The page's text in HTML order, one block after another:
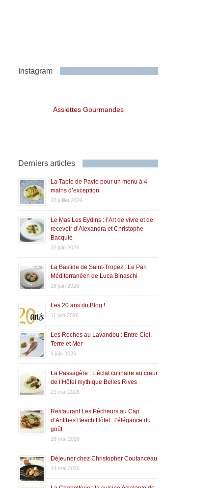
Instagram
Assiettes Gourmandes
Derniers articles
La Table de Pavie pour un menu à 4
mains d’exception
20 juillet 2026
Le Mas Les Eydins : l’Art de vivre et de
recevoir d’Alexandra et Christophe
Bacquié
22 juin 2026
La Bastide de Saint-Tropez : Le Pari
Méditerranéen de Luca Binaschi
16 juin 2026
Les 20 ans du Blog !
11 juin 2026
Les Roches au Lavandou : Entre Ciel,
Terre et Mer
4 juin 2026
La Passagère : L’éclat culinaire au cœur
de l’Hôtel mythique Belles Rives
29 mai 2026
Restaurant Les Pêcheurs au Cap
d’Antibes Beach Hôtel : l’élégance du
goût
26 mai 2026
Déjeuner chez Christopher Coutanceau
14 mai 2026